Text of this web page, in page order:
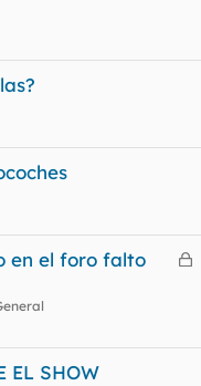
C
a
en el foro falto
EL SHOW